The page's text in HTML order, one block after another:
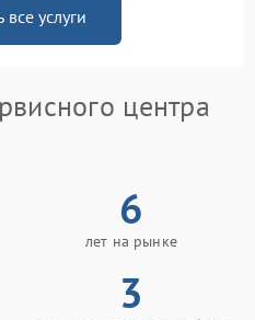
все услуги
центра
6
лет на рынке
3